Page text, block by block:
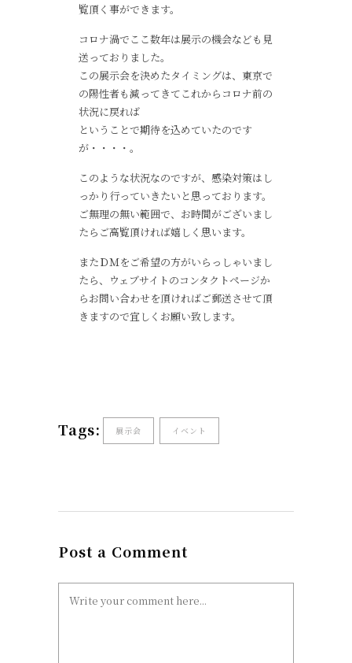
覧頂く事ができます。
コロナ渦でここ数年は展示の機会なども見
送っておりました。
この展示会を決めたタイミングは、東京で
の陽性者も減ってきてこれからコロナ前の
状況に戻れば
ということで期待を込めていたのです
が・・・・。
このような状況なのですが、感染対策はし
っかり行っていきたいと思っております。
ご無理の無い範囲で、お時間がございまし
たらご高覧頂ければ嬉しく思います。
またＤＭをご希望の方がいらっしゃいまし
たら、ウェブサイトのコンタクトページか
らお問い合わせを頂ければご郵送させて頂
きますので宜しくお願い致します。
Tags: 展示会 イベント
Post a Comment